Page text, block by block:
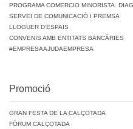
PROGRAMA COMERCIO MINORISTA.
SERVEI DE COMUNICACIÓ I PREMSA
LLOGUER D’ESPAIS
CONVENIS AMB ENTITATS BANCÀRIES
#EMPRESAAJUDAEMPRESA
Promoció
GRAN FESTA DE LA CALÇOTADA
FÒRUM CALÇOTADA